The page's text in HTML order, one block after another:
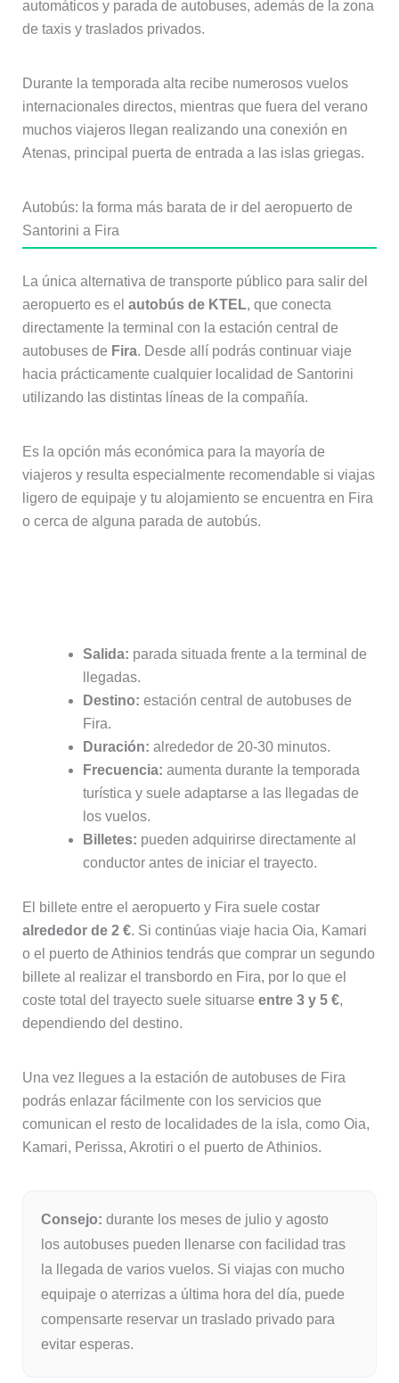
automáticos y parada de autobuses, además de la zona
de taxis y traslados privados.
Durante la temporada alta recibe numerosos vuelos
internacionales directos, mientras que fuera del verano
muchos viajeros llegan realizando una conexión en
Atenas, principal puerta de entrada a las islas griegas.
Autobús: la forma más barata de ir del aeropuerto de
Santorini a Fira
La única alternativa de transporte público para salir del
aeropuerto es el autobús de KTEL, que conecta
directamente la terminal con la estación central de
autobuses de Fira. Desde allí podrás continuar viaje
hacia prácticamente cualquier localidad de Santorini
utilizando las distintas líneas de la compañía.
Es la opción más económica para la mayoría de
viajeros y resulta especialmente recomendable si viajas
ligero de equipaje y tu alojamiento se encuentra en Fira
o cerca de alguna parada de autobús.
Salida: parada situada frente a la terminal de
llegadas.
Destino: estación central de autobuses de
Fira.
Duración: alrededor de 20-30 minutos.
Frecuencia: aumenta durante la temporada
turística y suele adaptarse a las llegadas de
los vuelos.
Billetes: pueden adquirirse directamente al
conductor antes de iniciar el trayecto.
El billete entre el aeropuerto y Fira suele costar
alrededor de 2 €. Si continúas viaje hacia Oia, Kamari
o el puerto de Athinios tendrás que comprar un segundo
billete al realizar el transbordo en Fira, por lo que el
coste total del trayecto suele situarse entre 3 y 5 €,
dependiendo del destino.
Una vez llegues a la estación de autobuses de Fira
podrás enlazar fácilmente con los servicios que
comunican el resto de localidades de la isla, como Oia,
Kamari, Perissa, Akrotiri o el puerto de Athinios.
Consejo: durante los meses de julio y agosto
los autobuses pueden llenarse con facilidad tras
la llegada de varios vuelos. Si viajas con mucho
equipaje o aterrizas a última hora del día, puede
compensarte reservar un traslado privado para
evitar esperas.